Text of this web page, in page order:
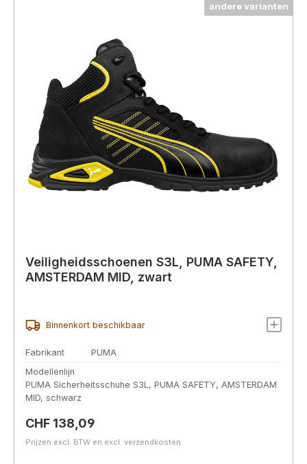
andere varianten
Veiligheidsschoenen S3L, PUMA SAFETY,
AMSTERDAM MID, zwart
Binnenkort beschikbaar
Fabrikant
PUMA
Modellenlijn
PUMA Sicherheitsschuhe S3L, PUMA SAFETY, AMSTERDAM
MID, schwarz
Normale prijs:
CHF 138,09
Prijzen excl. BTW en excl. verzendkosten